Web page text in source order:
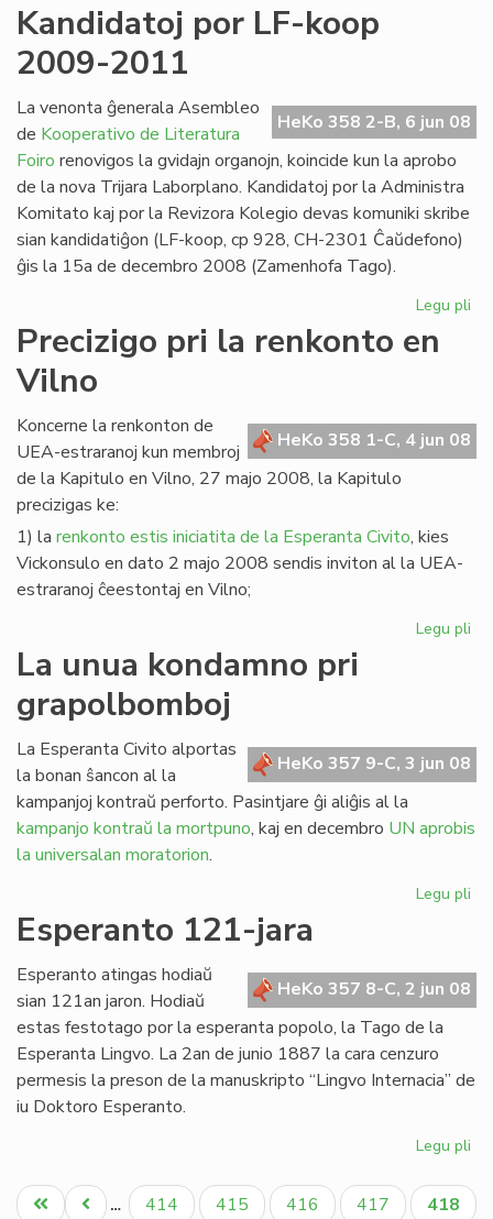
Kandidatoj por LF-koop
2009-2011
HeKo 358 2-B, 6 jun 08
La venonta ĝenerala Asembleo
de Kooperativo de Literatura
Foiro renovigos la gvidajn organojn, koincide kun la aprobo
de la nova Trijara Laborplano. Kandidatoj por la Administra
Komitato kaj por la Revizora Kolegio devas komuniki skribe
sian kandidatiĝon (LF-koop, cp 928, CH-2301 Ĉaŭdefono)
ĝis la 15a de decembro 2008 (Zamenhofa Tago).
Legu pli
Precizigo pri la renkonto en
Vilno
HeKo 358 1-C, 4 jun 08
Koncerne la renkonton de
UEA-estraranoj kun membroj
de la Kapitulo en Vilno, 27 majo 2008, la Kapitulo
precizigas ke:
1) la renkonto estis iniciatita de la Esperanta Civito, kies
Vickonsulo en dato 2 majo 2008 sendis inviton al la UEA-
estraranoj ĉeestontaj en Vilno;
Legu pli
en
La unua kondamno pri
grapolbomboj
HeKo 357 9-C, 3 jun 08
La Esperanta Civito alportas
la bonan ŝancon al la
kampanjoj kontraŭ perforto. Pasintjare ĝi aliĝis al la
kampanjo kontraŭ la mortpuno, kaj en decembro UN aprobis
la universalan moratorion.
Legu pli
Esperanto 121-jara
HeKo 357 8-C, 2 jun 08
Esperanto atingas hodiaŭ
sian 121an jaron. Hodiaŭ
estas festotago por la esperanta popolo, la Tago de la
Esperanta Lingvo. La 2an de junio 1887 la cara cenzuro
permesis la preson de la manuskripto “Lingvo Internacia” de
iu Doktoro Esperanto.
Legu pli
Pagination
Unua
Antaŭa
… Paĝo
414 Paĝo
415 Paĝo
416 Paĝo
417
Aktuala
418